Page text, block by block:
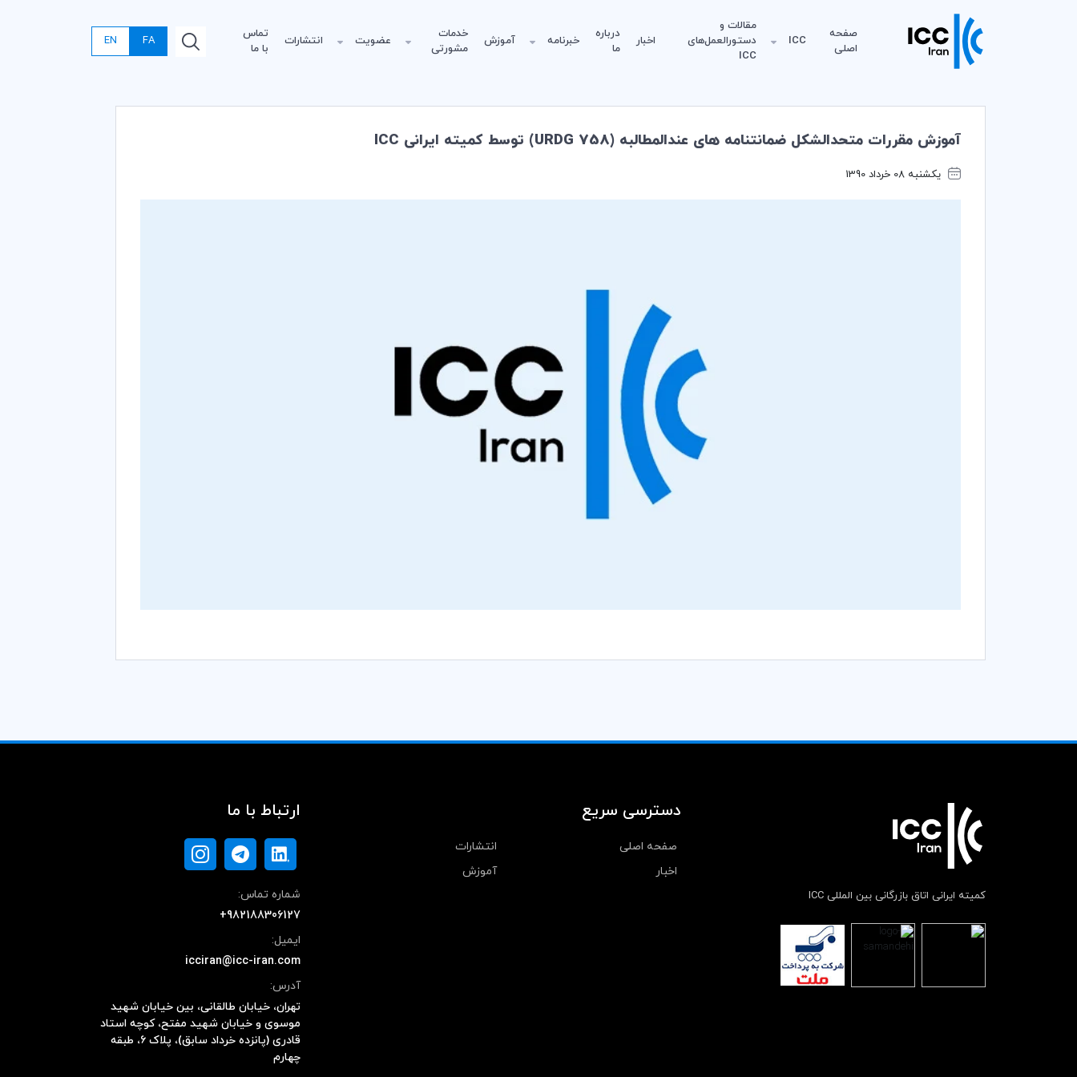
صفحه
اصلی
ICC
مقالات و
دستورالعمل‌های
ICC
اخبار
درباره
ما
خبرنامه آموزش
خدمات
مشورتی
عضویت انتشارات
تماس
با ما
FA
EN
آموزش مقررات متحدالشکل ضمانتنامه های عندالمطالبه (URDG 758) توسط کمیته ایرانی ICC
یکشنبه 08 خرداد 1390
کمیته ایرانی اتاق بازرگانی بین المللی ICC
دسترسی سریع
صفحه اصلی
انتشارات
اخبار
آموزش
ارتباط با ما
شماره تماس:
+982188306127
ایمیل:
icciran@icc-iran.com
آدرس:
تهران، خیابان طالقانی، بین خیابان شهید
موسوی و خیابان شهید مفتح، کوچه استاد
قادری (پانزده خرداد سابق)، پلاک ۶، طبقه
چهارم